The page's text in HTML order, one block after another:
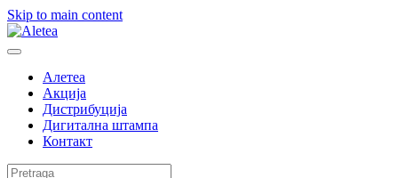
Skip to main content
Алетеа
Акција
Дистрибуција
Дигитална штампа
Контакт